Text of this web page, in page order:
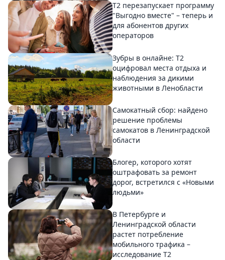
Т2 перезапускает программу
"Выгодно вместе" – теперь и
для абонентов других
операторов
Зубры в онлайне: Т2
оцифровал места отдыха и
наблюдения за дикими
животными в Ленобласти
Самокатный сбор: найдено
решение проблемы
самокатов в Ленинградской
области
Блогер, которого хотят
оштрафовать за ремонт
дорог, встретился с «Новыми
людьми»
В Петербурге и
Ленинградской области
растет потребление
мобильного трафика –
исследование T2